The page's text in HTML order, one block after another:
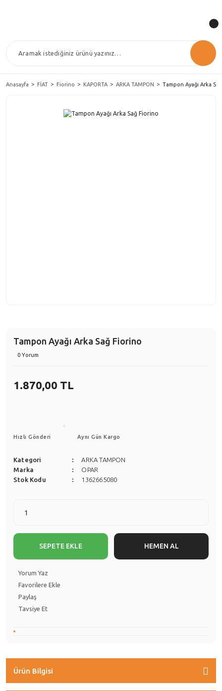
Anasayfa FİAT Fiorino KAPORTA ARKA TAMPON Tampon Ayağı Arka
Tampon Ayağı Arka Sağ Fiorino
0 Yorum
1.870,00 TL
Hızlı Gönderi Aynı Gün Kargo
Kategori
ARKA TAMPON
Marka
OPAR
Stok Kodu
1362665080
SEPETE EKLE HEMEN AL
Yorum Yaz
Paylaş
Tavsiye Et
Ürün Bilgisi